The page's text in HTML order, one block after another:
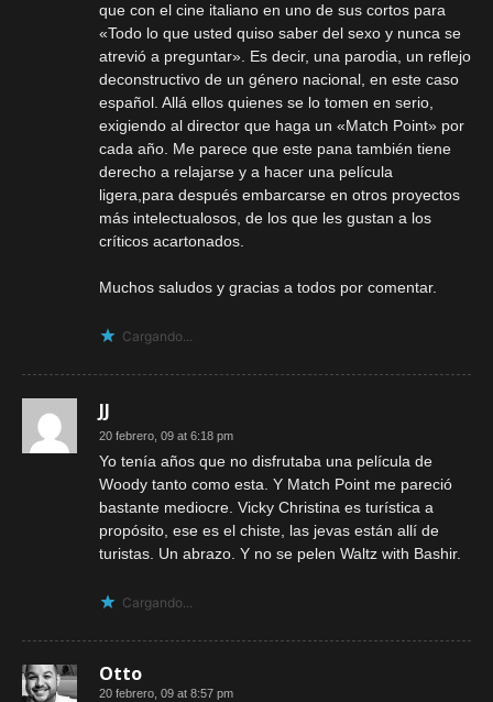
que con el cine italiano en uno de sus cortos para
«Todo lo que usted quiso saber del sexo y nunca se
atrevió a preguntar». Es decir, una parodia, un reflejo
deconstructivo de un género nacional, en este caso
español. Allá ellos quienes se lo tomen en serio,
exigiendo al director que haga un «Match Point» por
cada año. Me parece que este pana también tiene
derecho a relajarse y a hacer una película
ligera,para después embarcarse en otros proyectos
más intelectualosos, de los que les gustan a los
críticos acartonados.
Muchos saludos y gracias a todos por comentar.
Cargando...
JJ
20 febrero, 09 at 6:18 pm
Yo tenía años que no disfrutaba una película de
Woody tanto como esta. Y Match Point me pareció
bastante mediocre. Vicky Christina es turística a
propósito, ese es el chiste, las jevas están allí de
turistas. Un abrazo. Y no se pelen Waltz with Bashir.
Cargando...
Otto
20 febrero, 09 at 8:57 pm